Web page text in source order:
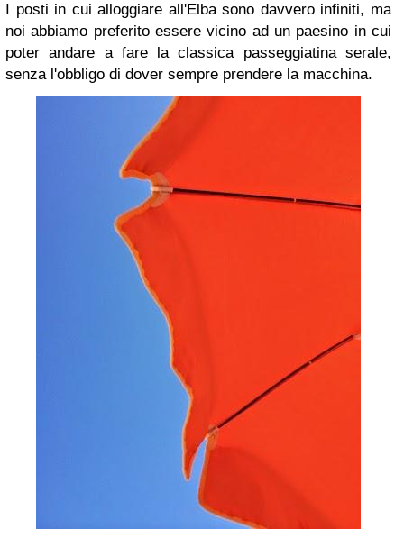
I posti in cui alloggiare all'Elba sono davvero infiniti, ma
noi abbiamo preferito essere vicino ad un paesino in cui
poter andare a fare la classica passeggiatina serale,
senza l'obbligo di dover sempre prendere la macchina.